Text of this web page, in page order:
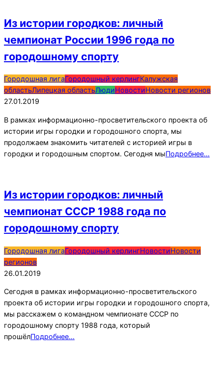
Из истории городков: личный
чемпионат России 1996 года по
городошному спорту
2019-
01-
27
Городошная лигаГородошный керлингКалужская
областьЛипецкая областьЛюдиНовостиНовости регионов
27.01.2019
В рамках информационно-просветительского проекта об
истории игры городки и городошного спорта, мы
продолжаем знакомить читателей с историей игры в
городки и городошным спортом. Сегодня мыПодробнее…
Из истории городков: личный
чемпионат СССР 1988 года по
городошному спорту
2019-
01-
26
Городошная лигаГородошный керлингНовостиНовости
регионов
26.01.2019
Сегодня в рамках информационно-просветительского
проекта об истории игры городки и городошного спорта,
мы расскажем о командном чемпионате СССР по
городошному спорту 1988 года, который
прошёлПодробнее…